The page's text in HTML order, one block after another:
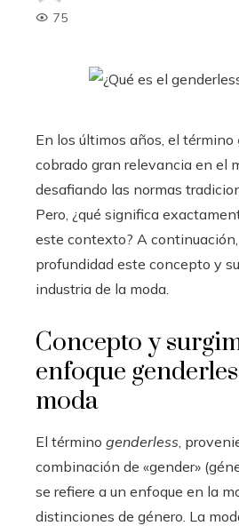
75
En los últimos años, el término
cobrado gran relevancia en el
desafiando las normas
Pero, ¿qué significa
este contexto? A
profundidad este concepto y
industria de la moda.
Concepto y
enfoque
moda
El término genderless ,
combinación de «gender»
se refiere a un enfoque en la
distinciones de género. La